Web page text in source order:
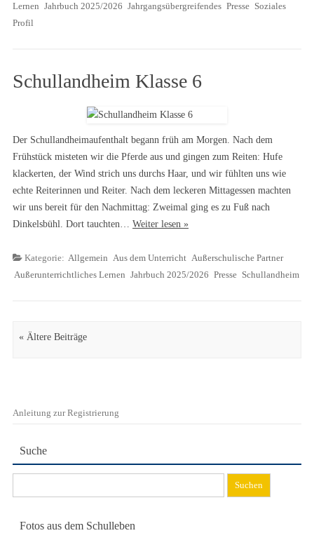
Lernen Jahrbuch 2025/2026 Jahrgangsübergreifendes Presse Soziales
Profil
Schullandheim Klasse 6
Der Schullandheimaufenthalt begann früh am Morgen. Nach dem
Frühstück misteten wir die Pferde aus und gingen zum Reiten: Hufe
klackerten, der Wind strich uns durchs Haar, und wir fühlten uns wie
echte Reiterinnen und Reiter. Nach dem leckeren Mittagessen machten
wir uns bereit für den Nachmittag: Zweimal ging es zu Fuß nach
Dinkelsbühl. Dort tauchten… Weiter lesen »
Kategorie: Allgemein Aus dem Unterricht Außerschulische Partner
Außerunterrichtliches Lernen Jahrbuch 2025/2026 Presse Schullandheim
Artikel Navigation
« Ältere Beiträge
Anleitung zur Registrierung
Suche
nach:
Fotos aus dem Schulleben